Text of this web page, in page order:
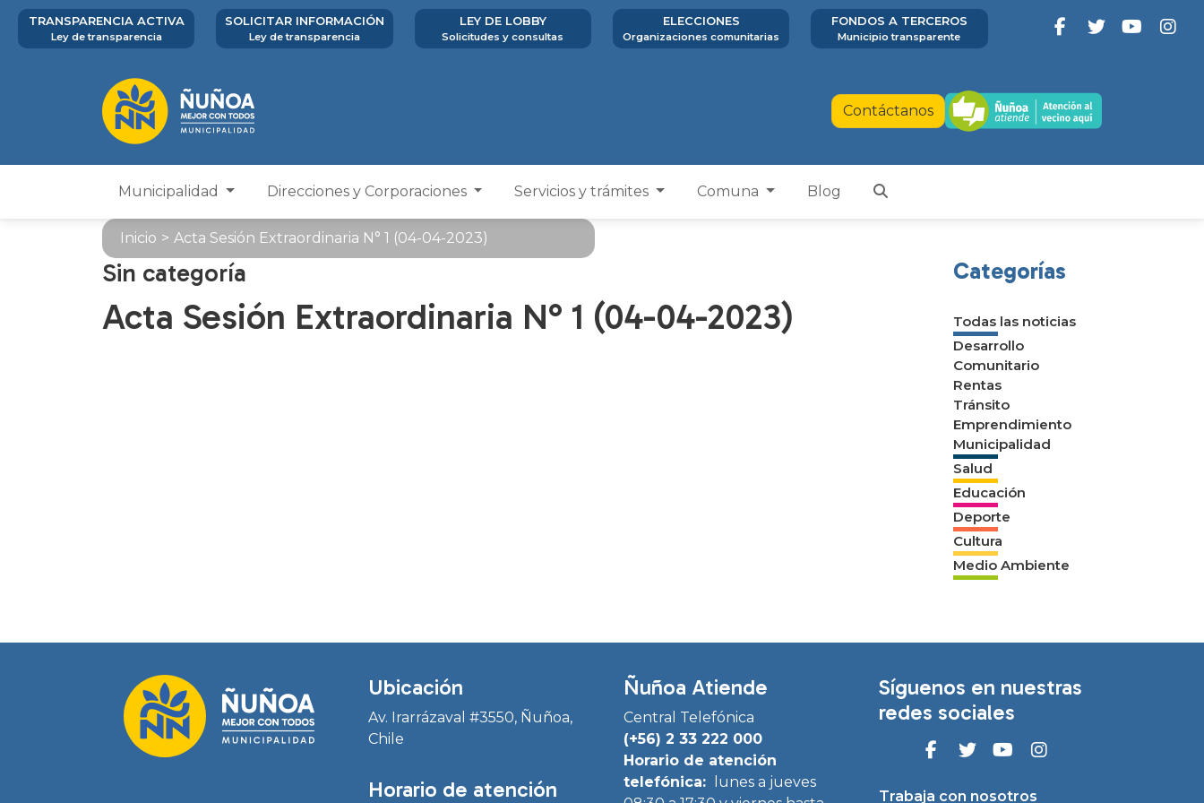
TRANSPARENCIA ACTIVA
Ley de transparencia
SOLICITAR INFORMACIÓN
Ley de transparencia
LEY DE LOBBY
Solicitudes y consultas
ELECCIONES
Organizaciones comunitarias
FONDOS A TERCEROS
Municipio transparente
Contáctanos
Municipalidad Direcciones y Corporaciones Servicios y trámites Comuna Blog
Inicio > Acta Sesión Extraordinaria N° 1 (04-04-2023)
Sin categoría
Acta Sesión Extraordinaria N° 1 (04-04-2023)
Categorías
Todas las noticias
Desarrollo
Comunitario
Rentas
Tránsito
Emprendimiento
Municipalidad
Salud
Educación
Deporte
Cultura
Medio Ambiente
Ubicación
Av. Irarrázaval #3550, Ñuñoa,
Chile
Horario de atención
Ñuñoa Atiende
Central Telefónica
(+56) 2 33 222 000
Horario de atención
telefónica:
lunes a jueves
Síguenos en nuestras
redes sociales
Trabaja con nosotros